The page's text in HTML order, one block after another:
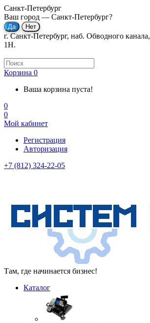
Санкт-Петербург
Ваш город — Санкт-Петербург?
г. Санкт-Петербург, наб. Обводного
1Н.
Корзина 0
Ваша корзина пуста!
0
0
Мой кабинет
Регистрация
Авторизация
+7 (812) 324-22-05
Там, где начинается бизнес!
Каталог